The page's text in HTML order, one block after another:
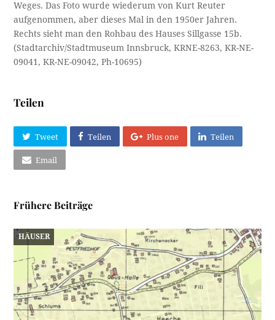
Weges. Das Foto wurde wiederum von Kurt Reuter
aufgenommen, aber dieses Mal in den 1950er Jahren.
Rechts sieht man den Rohbau des Hauses Sillgasse 15b.
(Stadtarchiv/Stadtmuseum Innsbruck, KRNE-8263, KR-NE-
09041, KR-NE-09042, Ph-10695)
Teilen
Tweet Teilen Plus one Teilen
Email
Frühere Beiträge
HÄUSER